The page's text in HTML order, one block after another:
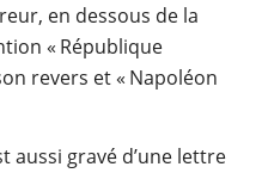
en dessous de la
« République
revers et « Napoléon
aussi gravé d’une lettre